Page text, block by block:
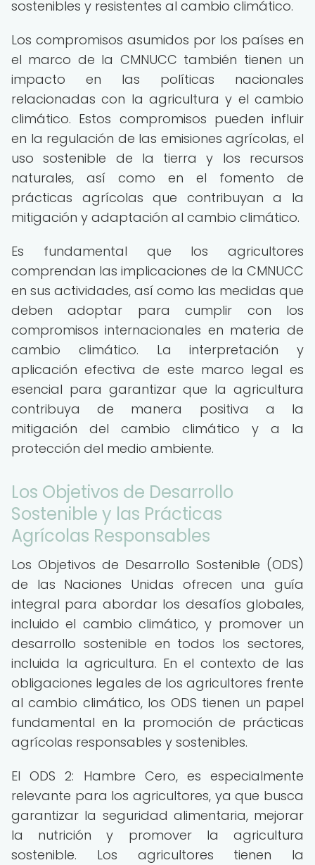
sostenibles y resistentes al cambio climático.
Los compromisos asumidos por los países en
el marco de la CMNUCC también tienen un
impacto en las políticas nacionales
relacionadas con la agricultura y el cambio
climático. Estos compromisos pueden influir
en la regulación de las emisiones agrícolas, el
uso sostenible de la tierra y los recursos
naturales, así como en el fomento de
prácticas agrícolas que contribuyan a la
mitigación y adaptación al cambio climático.
Es fundamental que los agricultores
comprendan las implicaciones de la CMNUCC
en sus actividades, así como las medidas que
deben adoptar para cumplir con los
compromisos internacionales en materia de
cambio climático. La interpretación y
aplicación efectiva de este marco legal es
esencial para garantizar que la agricultura
contribuya de manera positiva a la
mitigación del cambio climático y a la
protección del medio ambiente.
Los Objetivos de Desarrollo
Sostenible y las Prácticas
Agrícolas Responsables
Los Objetivos de Desarrollo Sostenible (ODS)
de las Naciones Unidas ofrecen una guía
integral para abordar los desafíos globales,
incluido el cambio climático, y promover un
desarrollo sostenible en todos los sectores,
incluida la agricultura. En el contexto de las
obligaciones legales de los agricultores frente
al cambio climático, los ODS tienen un papel
fundamental en la promoción de prácticas
agrícolas responsables y sostenibles.
El ODS 2: Hambre Cero, es especialmente
relevante para los agricultores, ya que busca
garantizar la seguridad alimentaria, mejorar
la nutrición y promover la agricultura
sostenible. Los agricultores tienen la